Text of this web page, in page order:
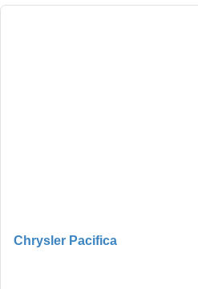
Chrysler Pacifica